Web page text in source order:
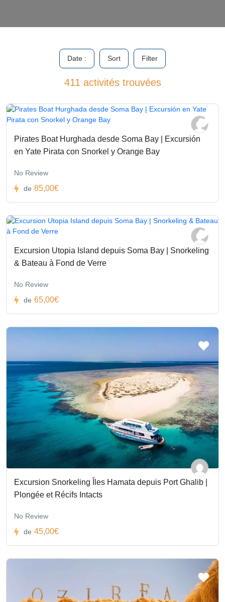
Date : Sort Filter
411 activités trouvées
Pirates Boat Hurghada desde Soma Bay | Excursión
en Yate Pirata con Snorkel y Orange Bay
No Review
de 85,00€
Excursion Utopia Island depuis Soma Bay | Snorkeling
& Bateau à Fond de Verre
No Review
de 65,00€
Excursion Snorkeling Îles Hamata depuis Port Ghalib |
Plongée et Récifs Intacts
No Review
de 45,00€